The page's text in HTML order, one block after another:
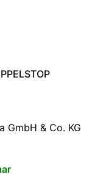
GmbH & Co. KG